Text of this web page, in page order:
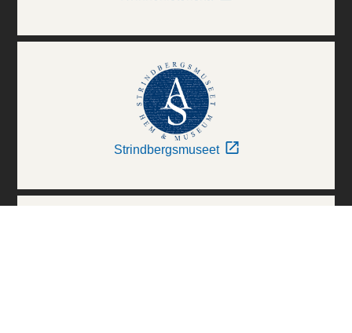
Strindbergsmuseet